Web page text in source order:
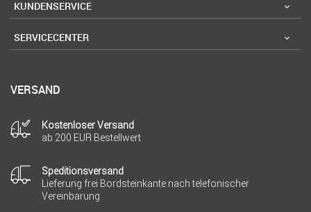
KUNDENSERVICE
SERVICECENTER
VERSAND
Kostenloser Versand
ab 200 EUR Bestellwert
Speditionsversand
Lieferung frei Bordsteinkante nach telefonischer
Vereinbarung